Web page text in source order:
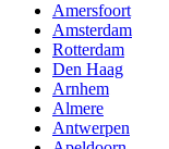
Amersfoort
Amsterdam
Rotterdam
Den Haag
Arnhem
Almere
Antwerpen